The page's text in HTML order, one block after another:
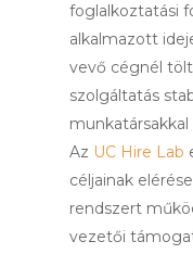
foglalkoztatási
alkalmazott
vevő cégnél
szolgáltatás
Az UC Hire Lab
céljainak
rendszert
vezetői